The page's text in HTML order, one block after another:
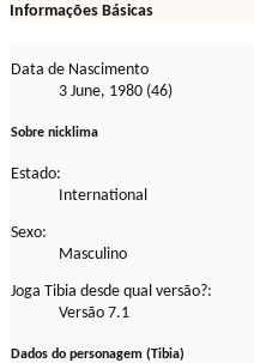
Informações Básicas
Data de Nascimento
3 June, 1980 (46)
Sobre nicklima
Estado:
International
Sexo:
Masculino
Joga Tibia desde qual versão?:
Versão 7.1
Dados do personagem (Tibia)